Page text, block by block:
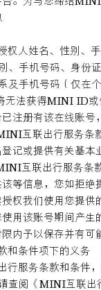
权人姓名、性别、
、手机号码、身份
及手机号码（仅在
无法获得MINI ID
注册有该在线账号
互联出行服务
记或提供有关基本
互联出行服务
等信息，您如拒
权我们使用您提
用该账号期间产
内予以保存并有可
和条件项下的义务
服务条款和条件
阅《MINI互联出